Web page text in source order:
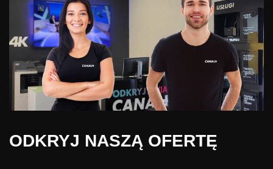
ODKRYJ NASZĄ OFERTĘ